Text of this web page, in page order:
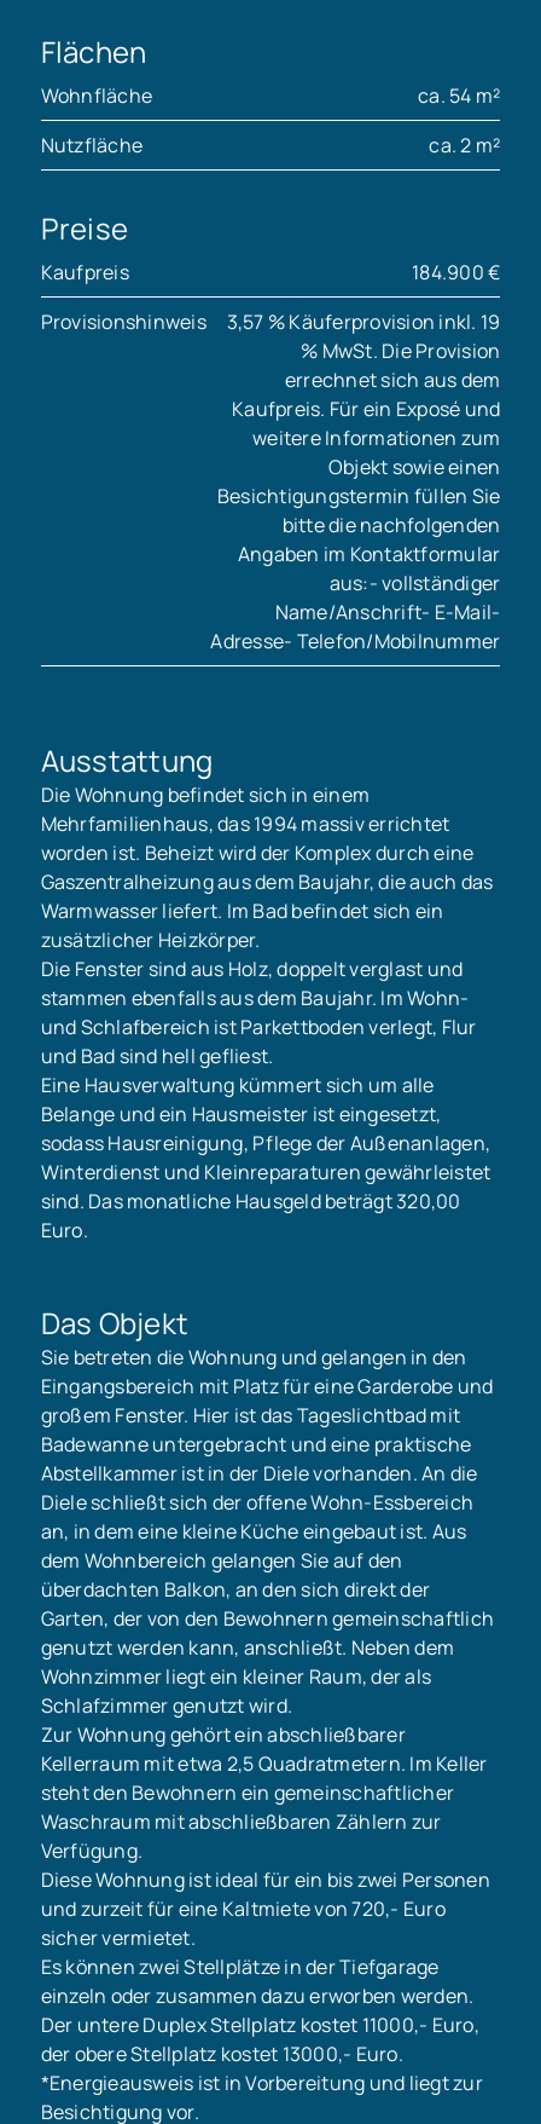
Flächen
Wohnfläche
ca. 54 m²
Nutzfläche
ca. 2 m²
Preise
Kaufpreis
184.900 €
Provisionshinweis
3,57 % Käuferprovision inkl. 19
% MwSt. Die Provision
errechnet sich aus dem
Kaufpreis. Für ein Exposé und
weitere Informationen zum
Objekt sowie einen
Besichtigungstermin füllen Sie
bitte die nachfolgenden
Angaben im Kontaktformular
aus:- vollständiger
Name/Anschrift- E-Mail-
Adresse- Telefon/Mobilnummer
Ausstattung
Die Wohnung befindet sich in einem
Mehrfamilienhaus, das 1994 massiv errichtet
worden ist. Beheizt wird der Komplex durch eine
Gaszentralheizung aus dem Baujahr, die auch das
Warmwasser liefert. Im Bad befindet sich ein
zusätzlicher Heizkörper.
Die Fenster sind aus Holz, doppelt verglast und
stammen ebenfalls aus dem Baujahr. Im Wohn-
und Schlafbereich ist Parkettboden verlegt, Flur
und Bad sind hell gefliest.
Eine Hausverwaltung kümmert sich um alle
Belange und ein Hausmeister ist eingesetzt,
sodass Hausreinigung, Pflege der Außenanlagen,
Winterdienst und Kleinreparaturen gewährleistet
sind. Das monatliche Hausgeld beträgt 320,00
Euro.
Das Objekt
Sie betreten die Wohnung und gelangen in den
Eingangsbereich mit Platz für eine Garderobe und
großem Fenster. Hier ist das Tageslichtbad mit
Badewanne untergebracht und eine praktische
Abstellkammer ist in der Diele vorhanden. An die
Diele schließt sich der offene Wohn-Essbereich
an, in dem eine kleine Küche eingebaut ist. Aus
dem Wohnbereich gelangen Sie auf den
überdachten Balkon, an den sich direkt der
Garten, der von den Bewohnern gemeinschaftlich
genutzt werden kann, anschließt. Neben dem
Wohnzimmer liegt ein kleiner Raum, der als
Schlafzimmer genutzt wird.
Zur Wohnung gehört ein abschließbarer
Kellerraum mit etwa 2,5 Quadratmetern. Im Keller
steht den Bewohnern ein gemeinschaftlicher
Waschraum mit abschließbaren Zählern zur
Verfügung.
Diese Wohnung ist ideal für ein bis zwei Personen
und zurzeit für eine Kaltmiete von 720,- Euro
sicher vermietet.
Es können zwei Stellplätze in der Tiefgarage
einzeln oder zusammen dazu erworben werden.
Der untere Duplex Stellplatz kostet 11000,- Euro,
der obere Stellplatz kostet 13000,- Euro.
*Energieausweis ist in Vorbereitung und liegt zur
Besichtigung vor.